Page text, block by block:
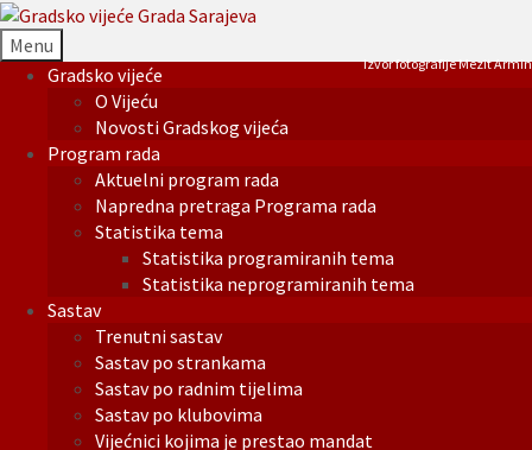
Menu
Gradsko vijeće
O Vijeću
Novosti Gradskog vijeća
Program rada
Aktuelni program rada
Napredna pretraga Programa rada
Statistika tema
Statistika programiranih tema
Statistika neprogramiranih tema
Sastav
Trenutni sastav
Sastav po strankama
Sastav po radnim tijelima
Sastav po klubovima
Vijećnici kojima je prestao mandat
Izvor fotografije Mezit Armin